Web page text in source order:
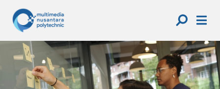
content